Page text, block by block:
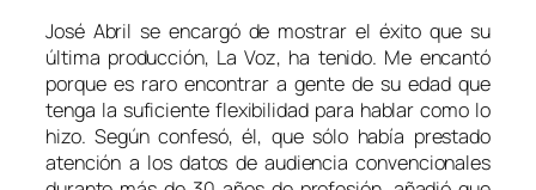
José Abril se encargó de mostrar el éxito que su
última producción, La Voz, ha tenido. Me encantó
porque es raro encontrar a gente de su edad que
tenga la suficiente flexibilidad para hablar como lo
hizo. Según confesó, él, que sólo había prestado
atención a los datos de audiencia convencionales